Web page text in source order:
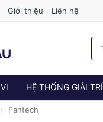
Giới thiệu Liên hệ
HỆ THỐNG GIẢI TRÍ
Fantech